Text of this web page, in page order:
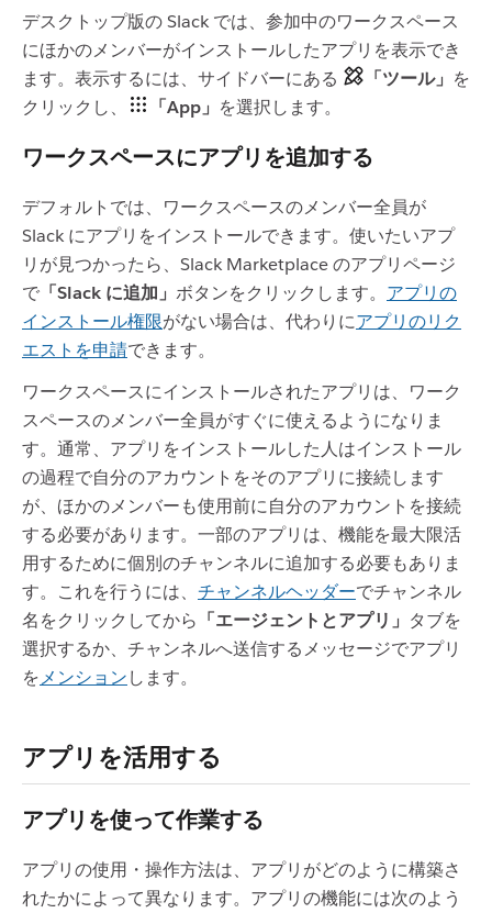
デスクトップ版の Slack では、参加中のワークスペース
にほかのメンバーがインストールしたアプリを表示でき
ます。表示するには、サイドバーにある
「ツール」 を
クリックし、
「App」 を選択します。
ワークスペースにアプリを追加する
デフォルトでは、ワークスペースのメンバー全員が
Slack にアプリをインストールできます。使いたいアプ
リが見つかったら、Slack Marketplace のアプリページ
で 「Slack に追加」 ボタンをクリックします。 アプリの
インストール権限がない場合は、代わりにアプリのリク
エストを申請できます。
ワークスペースにインストールされたアプリは、ワーク
スペースのメンバー全員がすぐに使えるようになりま
す。通常、アプリをインストールした人はインストール
の過程で自分のアカウントをそのアプリに接続します
が、ほかのメンバーも使用前に自分のアカウントを接続
する必要があります。一部のアプリは、機能を最大限活
用するために個別のチャンネルに追加する必要もありま
す。これを行うには、 チャンネルヘッダーでチャンネル
名をクリックしてから 「エージェントとアプリ」 タブを
選択するか、チャンネルへ送信するメッセージでアプリ
をメンションします。
アプリを活用する
アプリを使って作業する
アプリの使用・操作方法は、アプリがどのように構築さ
れたかによって異なります。アプリの機能には次のよう